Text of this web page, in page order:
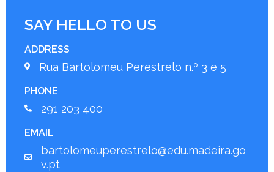
SAY HELLO TO US
ADDRESS
Rua Bartolomeu Perestrelo n.º 3 e 5
PHONE
291 203 400
EMAIL
bartolomeuperestrelo@edu.madeira.go
v.pt